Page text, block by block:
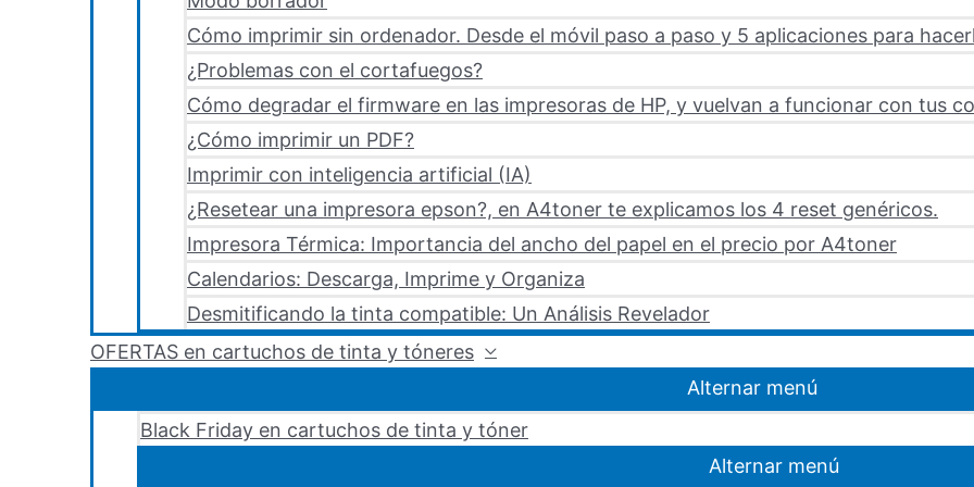
Cómo imprimir sin ordenador. Desde el móvil paso a paso y 5 aplicaciones para
¿Problemas con el cortafuegos?
Cómo degradar el firmware en las impresoras de HP, y vuelvan a funcionar con tus
¿Cómo imprimir un PDF?
Imprimir con inteligencia artificial (IA)
¿Resetear una impresora epson?, en A4toner te explicamos los 4 reset genéricos.
Impresora Térmica: Importancia del ancho del papel en el precio por A4toner
Calendarios: Descarga, Imprime y Organiza
Desmitificando la tinta compatible: Un Análisis Revelador
OFERTAS en cartuchos de tinta y tóneres
Alternar menú
Black Friday en cartuchos de tinta y tóner
Alternar menú